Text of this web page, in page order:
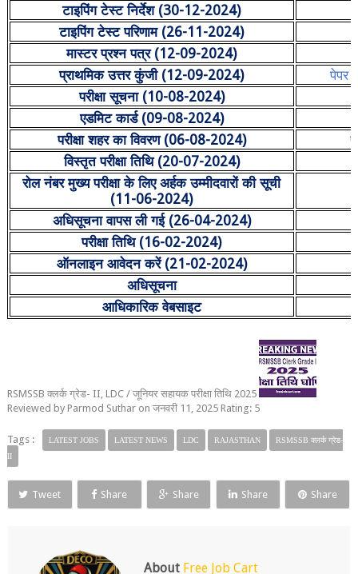
टाइपिंग टेस्ट निर्देश (30-12-2024)
टाइपिंग टेस्ट परिणाम (26-11-2024)
मास्टर प्रश्न पत्र (12-09-2024)
प्राथमिक उत्तर कुंजी (12-09-2024) पेपर
परीक्षा सूचना (10-08-2024)
एडमिट कार्ड (09-08-2024)
परीक्षा शहर का विवरण (06-08-2024)
विस्तृत परीक्षा तिथि (20-07-2024)
रोल नंबर मुख्य परीक्षा के लिए अर्हक उम्मीदवारों की सूची
(11-06-2024)
अधिसूचना वापस ली गई (26-04-2024)
परीक्षा तिथि (16-02-2024)
ऑनलाइन आवेदन करें (21-02-2024)
अधिसूचना
आधिकारिक वेबसाइट
RSMSSB क्लर्क ग्रेड- II, LDC / जूनियर सहायक परीक्षा तिथि 2025
Reviewed by Parmod Sutharon जनवरी 11, 2025 Rating: 5
Tags : LATEST JOBS LATEST NEWS LDC RAJASTHAN
RSMSSB क्लर्क ग्रेड-
II
Tweet Share Share Share Share
About Free Job Cart